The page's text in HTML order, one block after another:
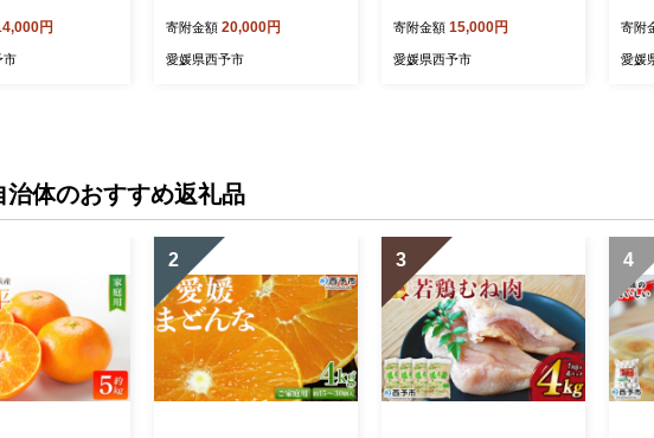
ん 弓削瓢柑 特
西予市【常温】
円
市
みかん 蜜柑 果汁 100％ ス
トレート 無添加 特産品 西
寄附金額 20,000円
愛媛県西予市
（大）約3.5～4kg＞【2027
年3月に順次発送】 果物 く
寄附金額 15,000円
愛媛県西予市
（大
年2
寄附
愛媛
治体のおすすめ返礼品
2 3 4